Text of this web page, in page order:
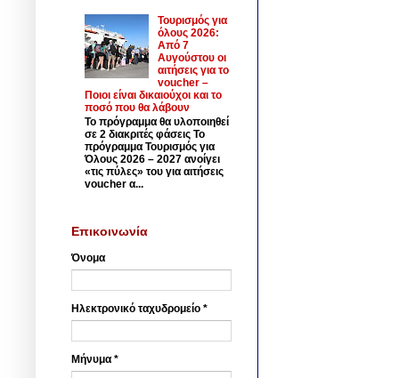
Τουρισμός για
όλους 2026:
Από 7
Αυγούστου οι
αιτήσεις για το
voucher –
Ποιοι είναι δικαιούχοι και το
ποσό που θα λάβουν
Το πρόγραμμα θα υλοποιηθεί
σε 2 διακριτές φάσεις Το
πρόγραμμα Τουρισμός για
Όλους 2026 – 2027 ανοίγει
«τις πύλες» του για αιτήσεις
voucher α...
Επικοινωνία
Όνομα
Ηλεκτρονικό ταχυδρομείο *
Μήνυμα *